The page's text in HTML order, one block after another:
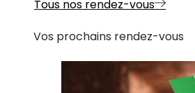
Tous nos rendez-vous
Vos prochains rendez-vous